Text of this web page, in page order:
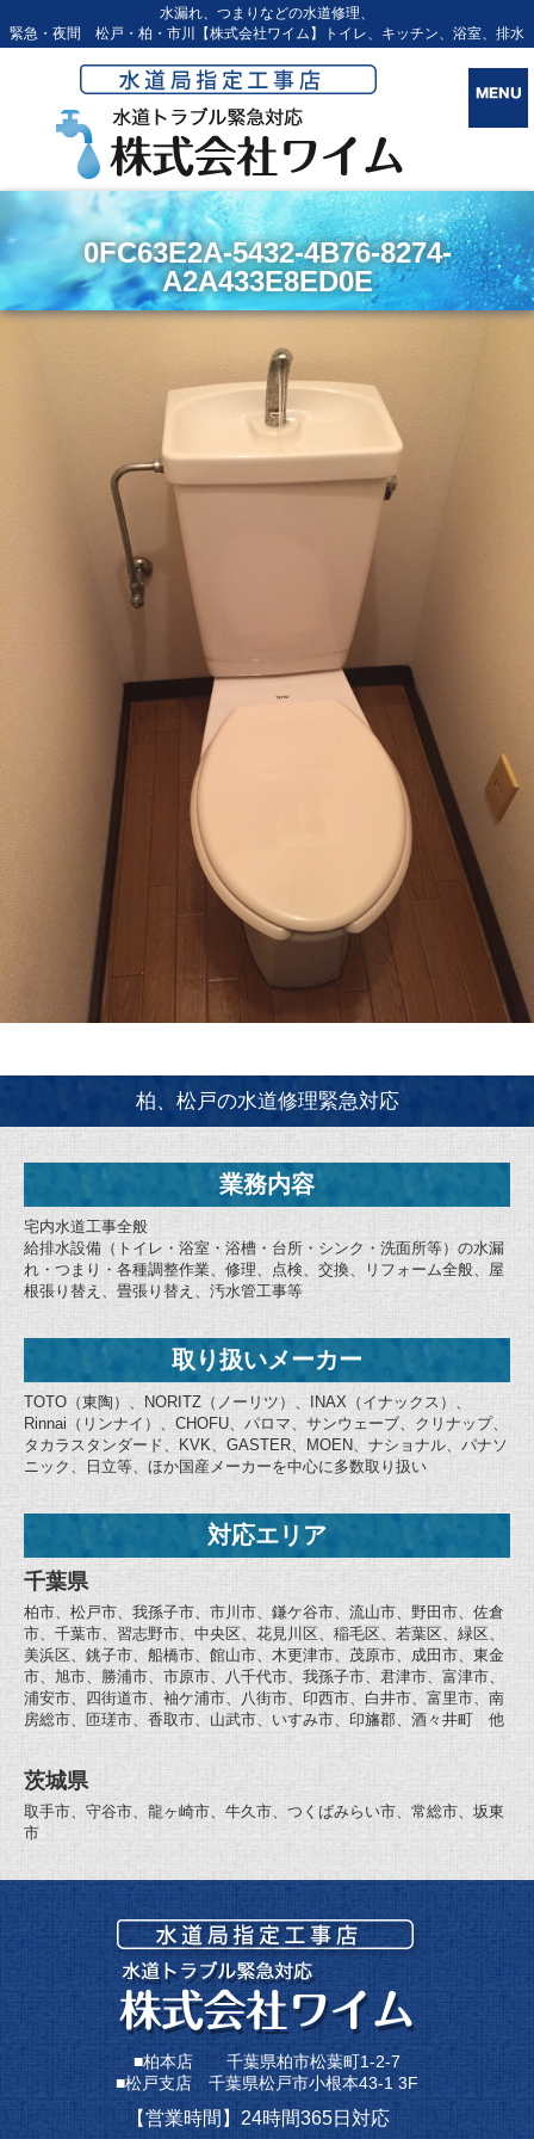
水漏れ、つまりなどの水道修理、
緊急・夜間 松戸・柏・市川【株式会社ワイム】トイレ、キッチン、浴室、排水
0FC63E2A-5432-4B76-8274-
A2A433E8ED0E
柏、松戸の水道修理緊急対応
業務内容
宅内水道工事全般
給排水設備（トイレ・浴室・浴槽・台所・シンク・洗面所等）の水漏
れ・つまり・各種調整作業、修理、点検、交換、リフォーム全般、屋
根張り替え、畳張り替え、汚水管工事等
取り扱いメーカー
TOTO（東陶）、NORITZ（ノーリツ）、INAX（イナックス）、
Rinnai（リンナイ）、CHOFU、パロマ、サンウェーブ、クリナップ、
タカラスタンダード、KVK、GASTER、MOEN、ナショナル、パナソ
ニック、日立等、ほか国産メーカーを中心に多数取り扱い
対応エリア
千葉県
柏市、松戸市、我孫子市、市川市、鎌ケ谷市、流山市、野田市、佐倉
市、千葉市、習志野市、中央区、花見川区、稲毛区、若葉区、緑区、
美浜区、銚子市、船橋市、館山市、木更津市、茂原市、成田市、東金
市、旭市、勝浦市、市原市、八千代市、我孫子市、君津市、富津市、
浦安市、四街道市、袖ケ浦市、八街市、印西市、白井市、富里市、南
房総市、匝瑳市、香取市、山武市、いすみ市、印旛郡、酒々井町 他
茨城県
取手市、守谷市、龍ヶ崎市、牛久市、つくばみらい市、常総市、坂東
市
■柏本店 千葉県柏市松葉町1-2-7
■松戸支店 千葉県松戸市小根本43-1 3F
【営業時間】24時間365日対応